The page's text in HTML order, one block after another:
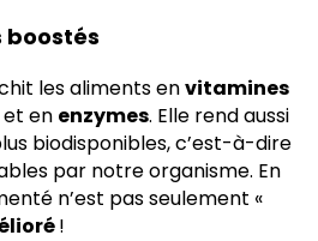
boostés
les aliments envitamines
en enzymes. Elle rend aussi
biodisponibles, c’est-à-dire
par notre organisme. En
n’est pas seulement «
!